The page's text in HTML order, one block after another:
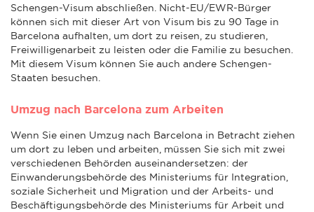
Schengen-Visum abschließen. Nicht-EU/EWR-Bürger
können sich mit dieser Art von Visum bis zu 90 Tage in
Barcelona aufhalten, um dort zu reisen, zu studieren,
Freiwilligenarbeit zu leisten oder die Familie zu besuchen.
Mit diesem Visum können Sie auch andere Schengen-
Staaten besuchen.
Umzug nach Barcelona zum Arbeiten
Wenn Sie einen Umzug nach Barcelona in Betracht ziehen
um dort zu leben und arbeiten, müssen Sie sich mit zwei
verschiedenen Behörden auseinandersetzen: der
Einwanderungsbehörde des Ministeriums für Integration,
soziale Sicherheit und Migration und der Arbeits- und
Beschäftigungsbehörde des Ministeriums für Arbeit und